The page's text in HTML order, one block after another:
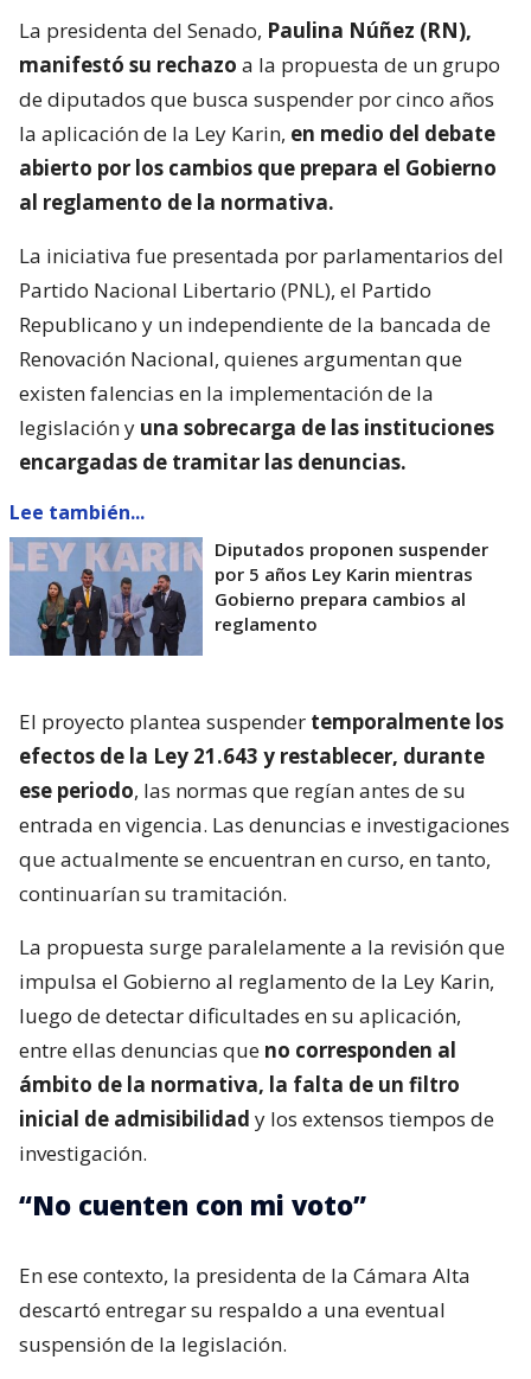
La presidenta del Senado, Paulina Núñez (RN),
manifestó su rechazo a la propuesta de un grupo
de diputados que busca suspender por cinco años
la aplicación de la Ley Karin, en medio del debate
abierto por los cambios que prepara el Gobierno
al reglamento de la normativa.
La iniciativa fue presentada por parlamentarios del
Partido Nacional Libertario (PNL), el Partido
Republicano y un independiente de la bancada de
Renovación Nacional, quienes argumentan que
existen falencias en la implementación de la
legislación y una sobrecarga de las instituciones
encargadas de tramitar las denuncias.
Lee también...
Diputados proponen suspender
por 5 años Ley Karin mientras
Gobierno prepara cambios al
reglamento
El proyecto plantea suspender temporalmente los
efectos de la Ley 21.643 y restablecer, durante
ese periodo, las normas que regían antes de su
entrada en vigencia. Las denuncias e investigaciones
que actualmente se encuentran en curso, en tanto,
continuarían su tramitación.
La propuesta surge paralelamente a la revisión que
impulsa el Gobierno al reglamento de la Ley Karin,
luego de detectar dificultades en su aplicación,
entre ellas denuncias que no corresponden al
ámbito de la normativa, la falta de un filtro
inicial de admisibilidad y los extensos tiempos de
investigación.
“No cuenten con mi voto”
En ese contexto, la presidenta de la Cámara Alta
descartó entregar su respaldo a una eventual
suspensión de la legislación.